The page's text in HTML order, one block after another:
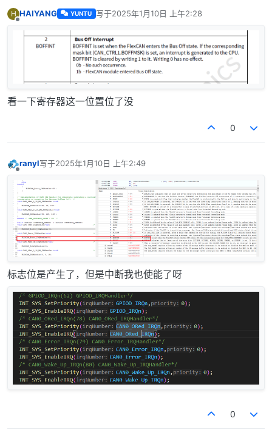
H HAIYANG YUNTU 写于2025年1月10日 上午2:28
最后由 编辑
看一下寄存器这一位置位了没
0
ranyl写于2025年1月10日 上午2:49
最后由 编辑
标志位是产生了，但是中断我也使能了呀
0